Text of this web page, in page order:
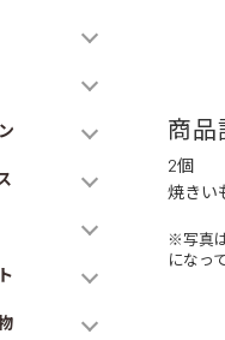
商品
2個
焼きい
※写真
になっ